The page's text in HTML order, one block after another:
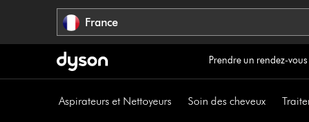
France
Prendre un rendez-vous
Aspirateurs et Nettoyeurs Soin des cheveux